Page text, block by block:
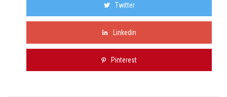
Twitter
Linkedin
Pinterest